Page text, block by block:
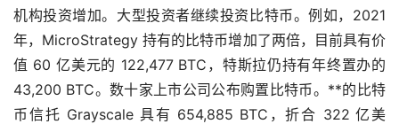
机构投资增加。大型投资者继续投资比特币。例如，2021
年，MicroStrategy 持有的比特币增加了两倍，目前具有价
值 60 亿美元的 122,477 BTC，特斯拉仍持有年终置办的
43,200 BTC。数十家上市公司公布购置比特币。**的比特
币信托 Grayscale 具有 654,885 BTC，折合 322 亿美